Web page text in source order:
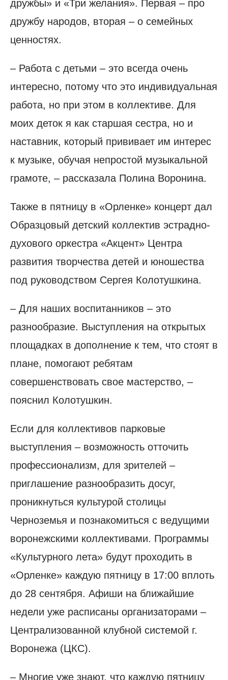
дружбы» и «Три желания». Первая – про
дружбу народов, вторая – о семейных
ценностях.
– Работа с детьми – это всегда очень
интересно, потому что это индивидуальная
работа, но при этом в коллективе. Для
моих деток я как старшая сестра, но и
наставник, который прививает им интерес
к музыке, обучая непростой музыкальной
грамоте, – рассказала Полина Воронина.
Также в пятницу в «Орленке» концерт дал
Образцовый детский коллектив эстрадно-
духового оркестра «Акцент» Центра
развития творчества детей и юношества
под руководством Сергея Колотушкина.
– Для наших воспитанников – это
разнообразие. Выступления на открытых
площадках в дополнение к тем, что стоят в
плане, помогают ребятам
совершенствовать свое мастерство, –
пояснил Колотушкин.
Если для коллективов парковые
выступления – возможность отточить
профессионализм, для зрителей –
приглашение разнообразить досуг,
проникнуться культурой столицы
Черноземья и познакомиться с ведущими
воронежскими коллективами. Программы
«Культурного лета» будут проходить в
«Орленке» каждую пятницу в 17:00 вплоть
до 28 сентября. Афиши на ближайшие
недели уже расписаны организаторами –
Централизованной клубной системой г.
Воронежа (ЦКС).
– Многие уже знают, что каждую пятницу